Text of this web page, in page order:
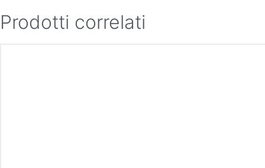
Prodotti correlati